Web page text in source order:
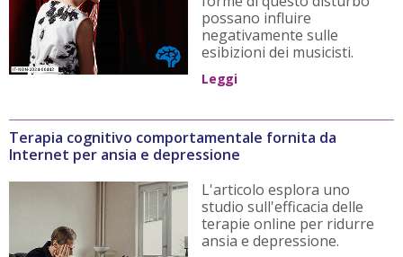
possano influire
negativamente sulle
esibizioni dei musicisti.
Leggi
Terapia cognitivo comportamentale fornita da
Internet per ansia e depressione
L'articolo esplora uno
studio sull'efficacia delle
terapie online per ridurre
ansia e depressione.